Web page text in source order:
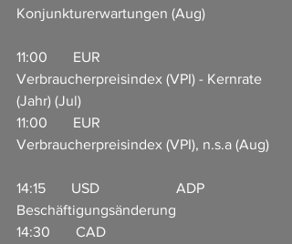
Konjunkturerwartungen (Aug)
11:00       EUR
Verbraucherpreisindex (VPI) - Kernrate
(Jahr) (Jul)
11:00       EUR
Verbraucherpreisindex (VPI), n.s.a (Aug)
14:15       USD                     ADP
Beschäftigungsänderung
14:30       CAD